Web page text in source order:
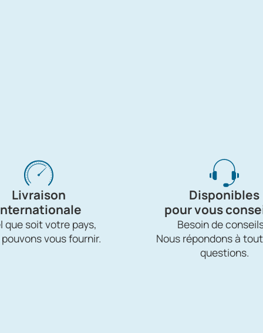
Livraison
que soit votre pays,
vous fournir.
Disponibles
pour vous
Besoin de
Nous répondons à
questions.